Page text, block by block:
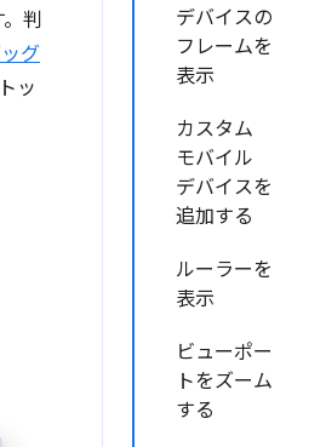
デバイスの
フレームを
表示
カスタム
モバイル
デバイスを
追加する
ルーラーを
表示
ビューポー
トをズーム
する
判
グ
ッ